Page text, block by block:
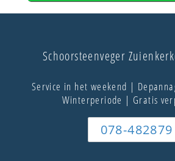
Schoorsteenveger
Service in het weekend |
Winterperiode | Gratis
078-482879